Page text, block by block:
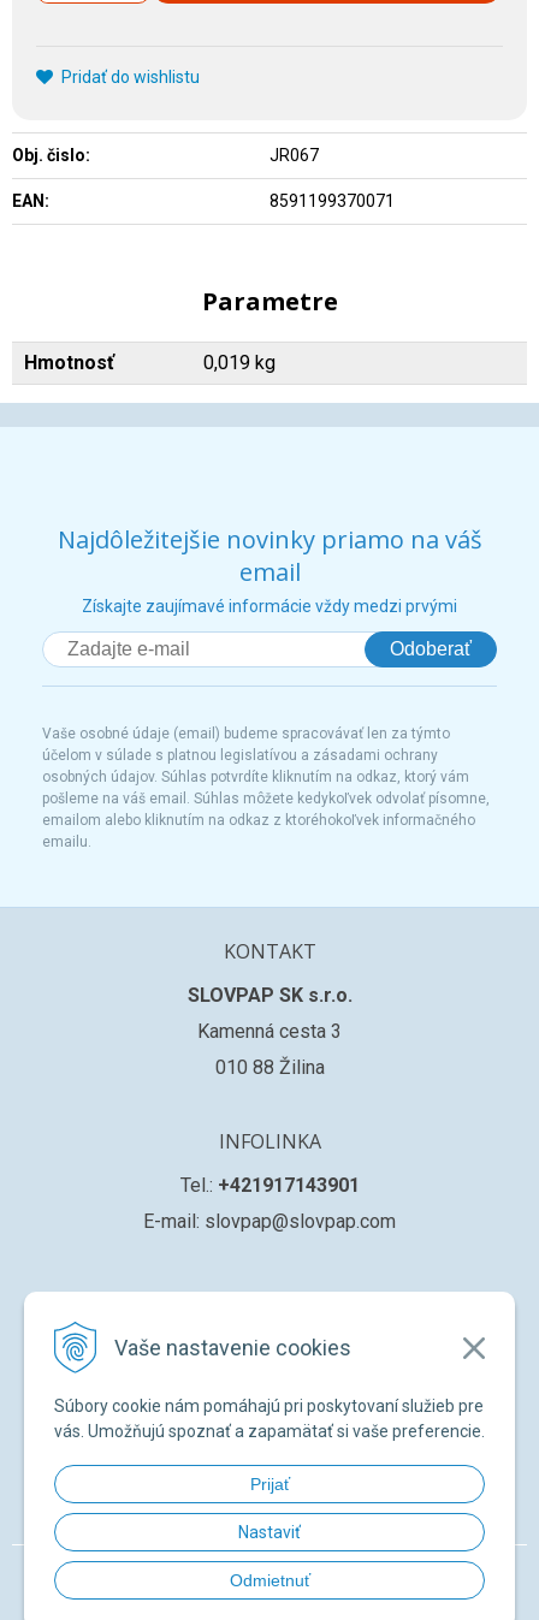
Vaše nastavenie cookies
Súbory cookie nám pomáhajú pri poskytovaní služieb pre
vás. Umožňujú spoznať a zapamätať si vaše preferencie.
Prijať
Nastaviť
Odmietnuť
Pridať do wishlistu
Obj. čislo: JR067
EAN: 8591199370071
Parametre
Hmotnosť 0,019 kg
Najdôležitejšie novinky priamo na váš
email
Získajte zaujímavé informácie vždy medzi prvými
Odoberať
Vaše osobné údaje (email) budeme spracovávať len za týmto
účelom v súlade s platnou legislatívou a zásadami ochrany
osobných údajov. Súhlas potvrdíte kliknutím na odkaz, ktorý vám
pošleme na váš email. Súhlas môžete kedykoľvek odvolať písomne,
emailom alebo kliknutím na odkaz z ktoréhokoľvek informačného
emailu.
KONTAKT
SLOVPAP SK s.r.o.
Kamenná cesta 3
010 88 Žilina
INFOLINKA
Tel.: +421917143901
E-mail: slovpap@slovpap.com
Obchodné podmienky
Ochana osobných údajov
Registrácia nového zákazníka
Žiadosť o registráciu na ďalší predaj
Zabudnuté heslo
© 2026 SLOVPAP SK • NextShop&e-shop Pohoda Connector NextCom